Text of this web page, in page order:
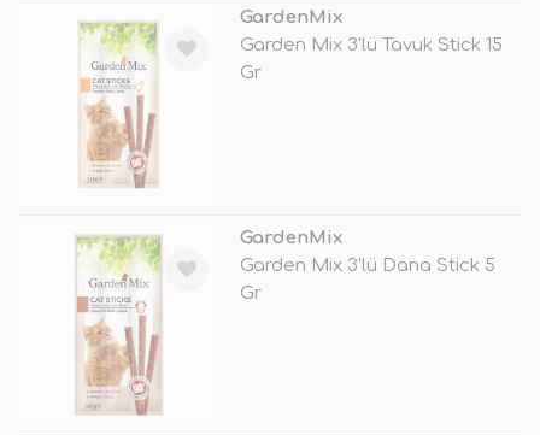
GardenMix
Garden Mix 3'lü Tavuk Stick 15
Gr
GardenMix
Garden Mix 3'lü Dana Stick 5
Gr